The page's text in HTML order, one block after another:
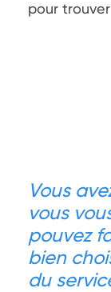
pour
Vous
vous
pouvez
bien
du